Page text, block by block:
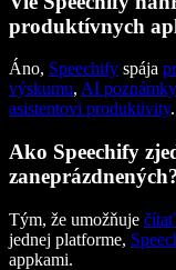
produktívnych
Áno, Speechify spája
výskumu, AI poznámky
asistentovi produktivity.
Ako Speechify
Tým, že umožňuje čítať
jednej platforme,
appkami.